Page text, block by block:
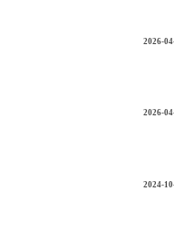
2026-
2026-
2024-